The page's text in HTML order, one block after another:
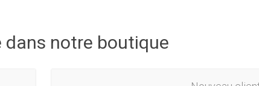
dans notre boutique